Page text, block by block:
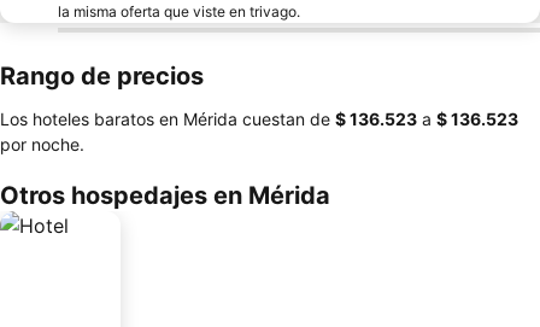
la misma oferta que viste en trivago.
Rango de precios
Los hoteles baratos en Mérida cuestan de ‎$ 136.523 a ‎$ 136.523
por noche.
Otros hospedajes en Mérida